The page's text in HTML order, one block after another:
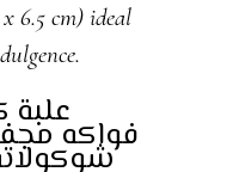
x 6.5 cm) ideal
فواكه
شوكولاتة